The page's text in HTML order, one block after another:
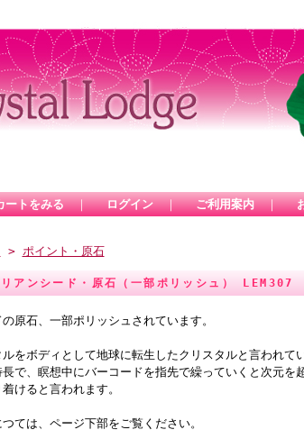
ートをみる ｜ ログイン ｜ ご利用案内 ｜
> ポイント・原石
アンシード・原石（一部ポリッシュ） LEM307
原石、一部ポリッシュされています。
をボディとして地球に転生したクリスタルと言われてい
で、瞑想中にバーコードを指先で繰っていくと次元を超
けると言われます。
ては、ページ下部をご覧ください。